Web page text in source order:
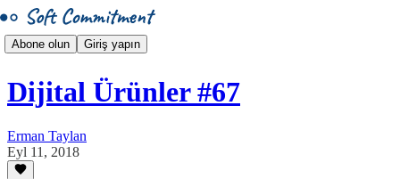
Abone olun Giriş yapın
Dijital Ürünler #67
Erman Taylan
Eyl 11, 2018